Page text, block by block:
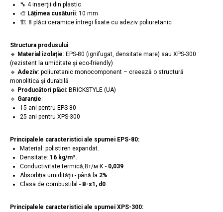
🔧 4 inserții din plastic
🎨 Lățimea cusăturii: 10 mm
🏗️ 8 plăci ceramice întregi fixate cu adeziv poliuretanic
Structura produsului
🔹 Material izolație: EPS-80 (ignifugat, densitate mare) sau XPS-300
(rezistent la umiditate și eco-friendly)
🔹 Adeziv: poliuretanic monocomponent – creează o structură
monolitică și durabilă
🔹 Producători plăci: BRICKSTYLE (UA)
🔹 Garanție:
15 ani pentru EPS-80
25 ani pentru XPS-300
Principalele caracteristici ale spumei EPS-80:
Material: polistiren expandat.
Densitate: 16 kg/m³.
Conductivitate termică,Вт/м·К - 0,039
Absorbția umidității - până la 2%
Clasa de combustibil - B-s1, d0
Principalele caracteristici ale spumei XPS-300: